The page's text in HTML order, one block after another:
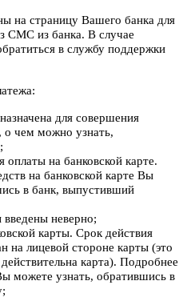
на страницу Вашего банка для
СМС из банка. В случае
в службу поддержки
для совершения
о чем можно узнать,
оплаты на банковской карте.
на банковской карте Вы
в банк, выпустивший
введены неверно;
карты. Срок действия
на лицевой стороне карты (это
карта). Подробнее
можете узнать, обратившись в